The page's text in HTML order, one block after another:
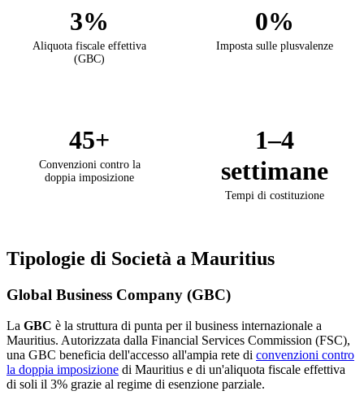
3%
Aliquota fiscale effettiva
(GBC)
0%
Imposta sulle plusvalenze
45+
Convenzioni contro la
doppia imposizione
1–4
settimane
Tempi di costituzione
Tipologie di Società a Mauritius
Global Business Company (GBC)
La GBC è la struttura di punta per il business internazionale a
Mauritius. Autorizzata dalla Financial Services Commission (FSC),
una GBC beneficia dell'accesso all'ampia rete di convenzioni contro
la doppia imposizione di Mauritius e di un'aliquota fiscale effettiva
di soli il 3% grazie al regime di esenzione parziale.